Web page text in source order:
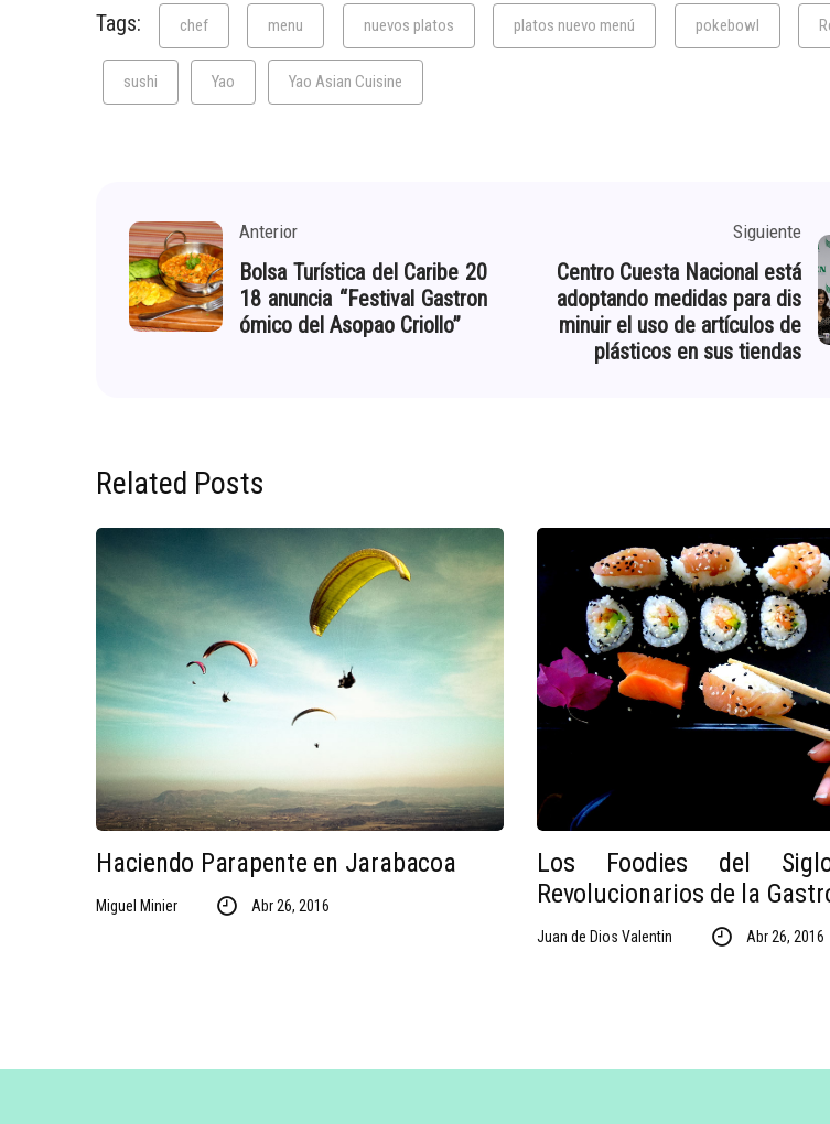
Tags: chef menu nuevos platos platos nuevo menú pokebowl
sushi Yao Yao Asian Cuisine
Anterior
Bolsa Turística del Caribe 20
18 anuncia “Festival Gastron
ómico del Asopao Criollo”
Siguiente
Centro Cuesta Nacional está
adoptando medidas para dis
minuir el uso de artículos de
plásticos en sus tiendas
Related Posts
Haciendo Parapente en Jarabacoa
Miguel Minier Abr 26, 2016
Los Foodies del
Revolucionarios de la
Juan de Dios Valentin Abr 26, 2016